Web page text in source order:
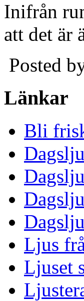
Inifrån
att det är
Posted
Länkar
Bli
Ljus
Ljuset